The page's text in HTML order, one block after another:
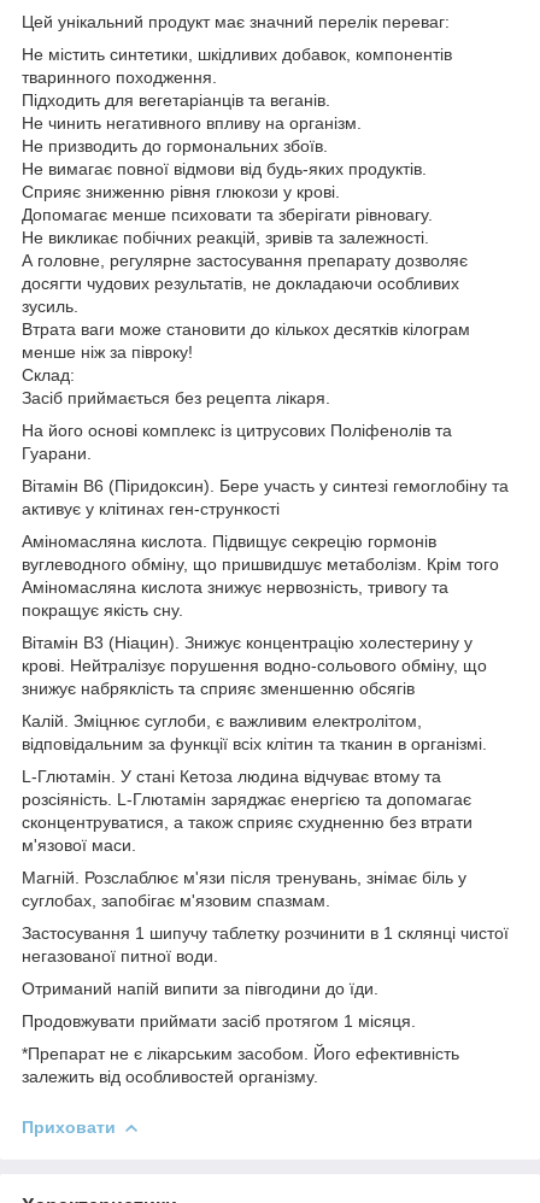
Цей унікальний продукт має значний перелік переваг:
Не містить синтетики, шкідливих добавок, компонентів
тваринного походження.
Підходить для вегетаріанців та веганів.
Не чинить негативного впливу на організм.
Не призводить до гормональних збоїв.
Не вимагає повної відмови від будь-яких продуктів.
Сприяє зниженню рівня глюкози у крові.
Допомагає менше психовати та зберігати рівновагу.
Не викликає побічних реакцій, зривів та залежності.
А головне, регулярне застосування препарату дозволяє
досягти чудових результатів, не докладаючи особливих
зусиль.
Втрата ваги може становити до кількох десятків кілограм
менше ніж за півроку!
Склад:
Засіб приймається без рецепта лікаря.
На його основі комплекс із цитрусових Поліфенолів та
Гуарани.
Вітамін В6 (Піридоксин). Бере участь у синтезі гемоглобіну та
активує у клітинах ген-стрункості
Аміномасляна кислота. Підвищує секрецію гормонів
вуглеводного обміну, що пришвидшує метаболізм. Крім того
Аміномасляна кислота знижує нервозність, тривогу та
покращує якість сну.
Вітамін В3 (Ніацин). Знижує концентрацію холестерину у
крові. Нейтралізує порушення водно-сольового обміну, що
знижує набряклість та сприяє зменшенню обсягів
Калій. Зміцнює суглоби, є важливим електролітом,
відповідальним за функції всіх клітин та тканин в організмі.
L-Глютамін. У стані Кетоза людина відчуває втому та
розсіяність. L-Глютамін заряджає енергією та допомагає
сконцентруватися, а також сприяє схудненню без втрати
м'язової маси.
Магній. Розслаблює м'язи після тренувань, знімає біль у
суглобах, запобігає м'язовим спазмам.
Застосування 1 шипучу таблетку розчинити в 1 склянці чистої
негазованої питної води.
Отриманий напій випити за півгодини до їди.
Продовжувати приймати засіб протягом 1 місяця.
*Препарат не є лікарським засобом. Його ефективність
залежить від особливостей організму.
Приховати